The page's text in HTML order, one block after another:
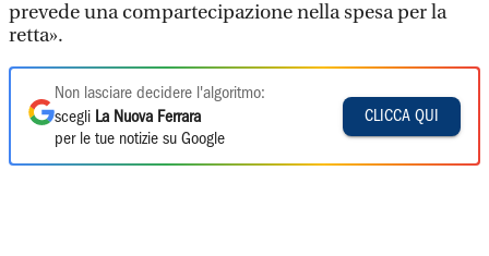
prevede una compartecipazione nella spesa per la
retta».
Non lasciare decidere l'algoritmo:
scegli La Nuova Ferrara
per le tue notizie su Google
CLICCA QUI